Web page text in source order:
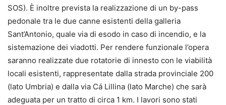
SOS). È inoltre prevista la realizzazione di un by-pass
pedonale tra le due canne esistenti della galleria
Sant’Antonio, quale via di esodo in caso di incendio, e la
sistemazione dei viadotti. Per rendere funzionale l’opera
saranno realizzate due rotatorie di innesto con le viabilità
locali esistenti, rappresentate dalla strada provinciale 200
(lato Umbria) e dalla via Cá Lillina (lato Marche) che sarà
adeguata per un tratto di circa 1 km. I lavori sono stati